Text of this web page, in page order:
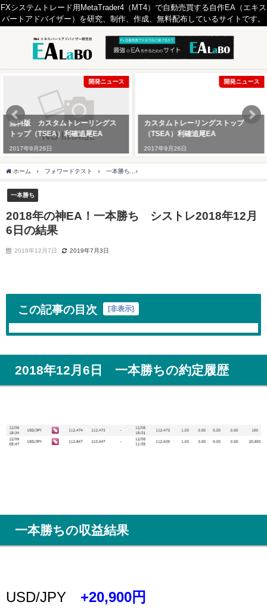
FXシステムトレード用MetaTrader4（MT4）で自動売買する自作EA（エキス
パートアドバイザー）を研究、制作、作成、無料配布しているサイトです。
開発ニュース
無料版 カスタムトレーリングス
トップ（TSEA）利確追尾EA
2017年9月26日
開発ニュース
カスタムトレーリングストップ
（TSEA）利確追尾EA
2017年9月26日
ホーム フォワードテスト 一本勝ち
一本勝ち
2018年の神EA！一本勝ち シストレ2018年12月
6日の結果
2018年12月7日 2019年7月3日
この記事の目次 [非表示]
2018年12月6日 一本勝ちの約定履歴
一本勝ちの収益結果
USD/JPY +20,900円